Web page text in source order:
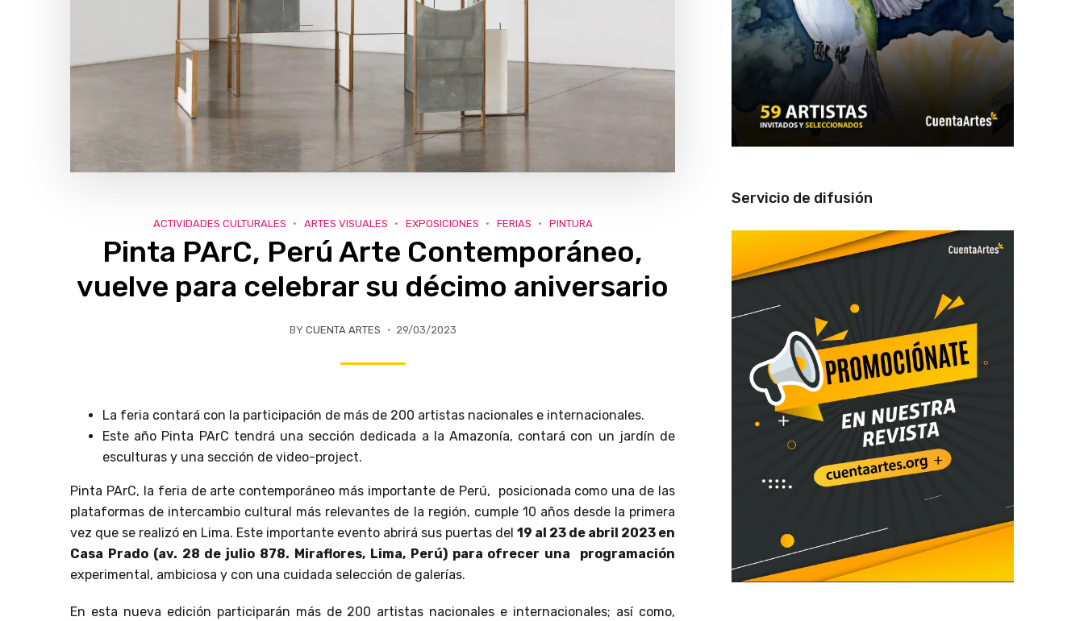
ACTIVIDADES CULTURALES ARTES VISUALES EXPOSICIONES FERIAS PINTURA
Pinta PArC, Perú Arte Contemporáneo,
vuelve para celebrar su décimo aniversario
BY CUENTA ARTES 29/03/2023
La feria contará con la participación de más de 200 artistas nacionales e internacionales.
Este año Pinta PArC tendrá una sección dedicada a la Amazonía, contará con un jardín de
esculturas y una sección de video-project.
Pinta PArC, la feria de arte contemporáneo más importante de Perú, posicionada como una de las
plataformas de intercambio cultural más relevantes de la región, cumple 10 años desde la primera
vez que se realizó en Lima. Este importante evento abrirá sus puertas del 19 al 23 de abril 2023 en
Casa Prado (av. 28 de julio 878. Miraflores, Lima, Perú) para ofrecer una programación
experimental, ambiciosa y con una cuidada selección de galerías.
En esta nueva edición participarán más de 200 artistas nacionales e internacionales; así como,
Servicio de difusión